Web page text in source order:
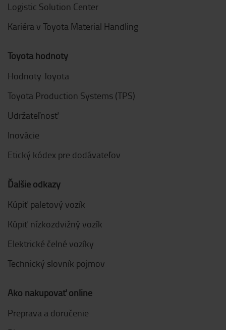
Logistic Solution Center
Kariéra v Toyota Material Handling
Toyota hodnoty
Hodnoty Toyota
Toyota Production Systems (TPS)
Udržateľnosť
Inovácie
Etický kódex pre dodávateľov
Ďalšie odkazy
Kúpiť paletový vozík
Kúpiť nízkozdvižný vozík
Elektrické čelné vozíky
Technický slovník pojmov
Ako nakupovať online
Preprava a doručenie